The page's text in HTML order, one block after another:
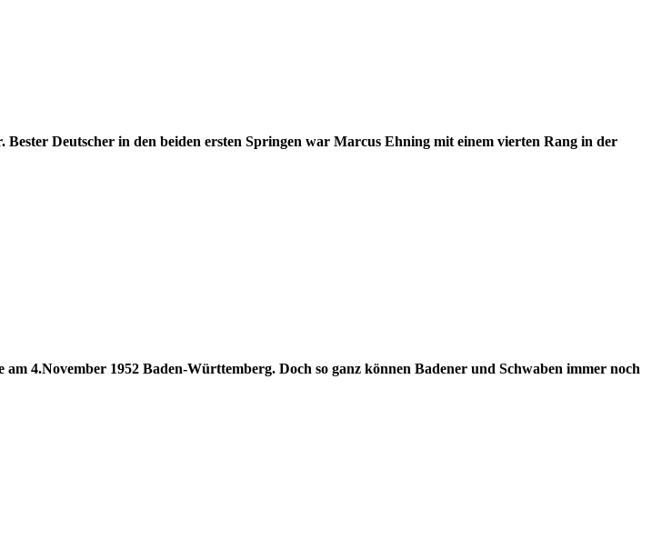
Deutscher in den beiden ersten Springen war Marcus Ehning mit einem vierten Rang in der
4.November 1952 Baden-Württemberg. Doch so ganz können Badener und Schwaben immer noch